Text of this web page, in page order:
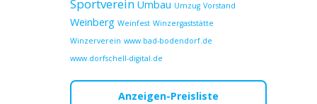
Sportverein Umbau Umzug Vorstand
Weinberg Weinfest Winzergaststätte
Winzerverein www.bad-bodendorf.de
www.dorfschell-digital.de
Anzeigen-Preisliste